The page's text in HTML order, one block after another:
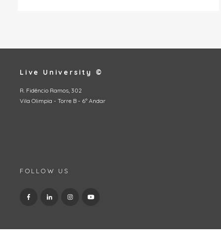
Live University ©
R. Fidêncio Ramos, 302
Vila Olimpia - Torre B - 6º Andar
FOLLOW US